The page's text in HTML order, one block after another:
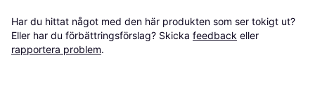
Har du hittat något med den här produkten som ser tokigt ut?
Eller har du förbättringsförslag? Skicka feedback eller
rapportera problem.